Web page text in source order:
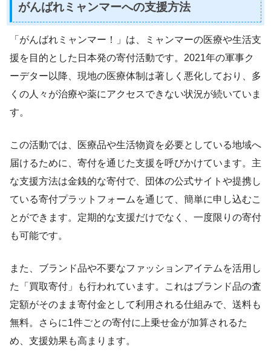
がんばれミャンマーへの支援方法
「がんばれミャンマー！」は、ミャンマーの医療や生活支
援を目的とした日本発の寄付活動です。2021年の軍事ク
ーデター以降、現地の医療体制は著しく悪化しており、多
くの人々が治療や薬にアクセスできない状況が続いていま
す。
この活動では、医療品や生活物資を必要としている地域へ
届けるために、寄付を通じた支援を呼びかけています。主
な支援方法は金銭的な寄付で、団体の公式サイトや提携し
ている寄付プラットフォームを通じて、簡単に申し込むこ
とができます。定期的な支援だけでなく、一度限りの寄付
も可能です。
また、ブランド品や不要なファッションアイテムを活用し
た「買取寄付」も行われています。これはブランド品の査
定額がそのまま寄付金として利用される仕組みで、送料も
無料。さらに1件ごとの寄付に上乗せ金が加算されるた
め、支援効果も高まります。